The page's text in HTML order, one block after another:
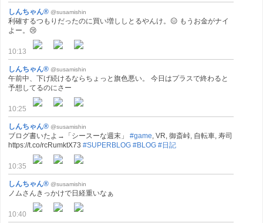
しんちゃん® @susamishin
利確するつもりだったのに買い増ししとるやんけ。😑 もうお金がナイ
よー。😢
10:13
しんちゃん® @susamishin
午前中、下げ続けるならちょっと旗色悪い。 今日はプラスで終わると
予想してるのにさー
10:25
しんちゃん® @susamishin
ブログ書いたよ→「シースーな週末」 #game, VR, 御斎峠, 自転車, 寿司
https://t.co/rcRumktX73 #SUPERBLOG #BLOG #日記
10:35
しんちゃん® @susamishin
ノムさんきっかけで日経重いなぁ
10:40